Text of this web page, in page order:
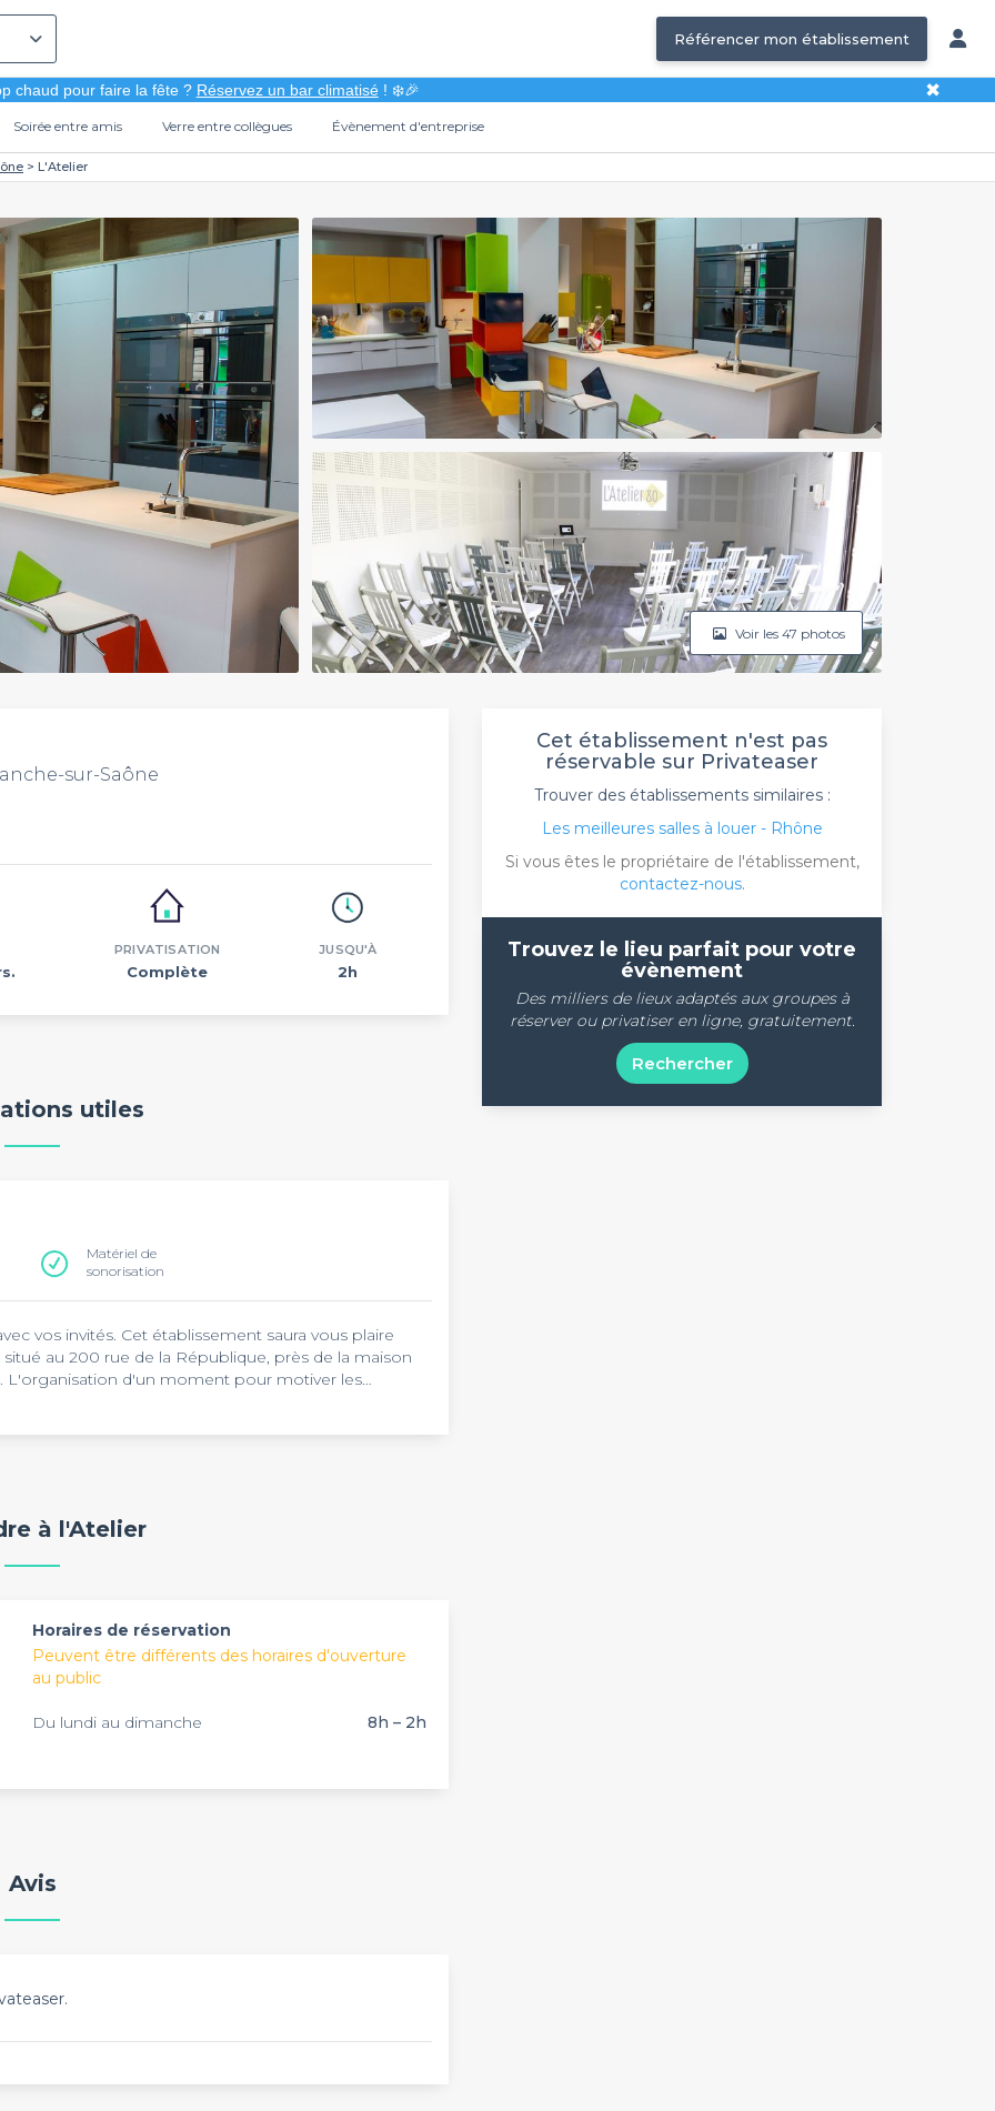
Référencer mon établissement
chaud pour faire la fête ? Réservez un bar climatisé! ❄️🎉 ✖
Soirée entre amis Verre entre collègues Évènement d'entreprise
L'Atelier
Voir les 47 photos
sur-Saône
PRIVATISATION
Complète
JUSQU'À
2h
utiles
Matériel de
sonorisation
vos invités. Cet établissement saura vous plaire
au 200 rue de la République, près de la maison
L'organisation d'un moment pour motiver les
artistique se fera dans les meilleures conditions
une sélection complète de salles à louer : bateaux,
à l'Atelier
Horaires de réservation
Peuvent être différents des horaires d'ouverture
au public
Du lundi au dimanche 8h – 2h
Avis
Cet établissement n'est pas
réservable sur Privateaser
Trouver des établissements similaires :
Les meilleures salles à louer - Rhône
Si vous êtes le propriétaire de l'établissement,
contactez-nous.
Trouvez le lieu parfait pour votre
évènement
Des milliers de lieux adaptés aux groupes à
réserver ou privatiser en ligne, gratuitement.
Rechercher